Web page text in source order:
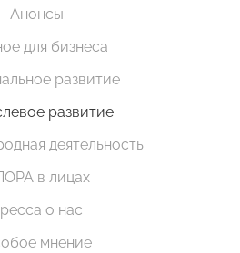
Анонсы
для бизнеса
развитие
развитие
деятельность
в лицах
о нас
мнение